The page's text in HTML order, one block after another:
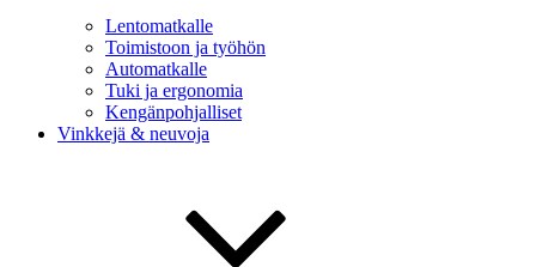
Lentomatkalle
Toimistoon ja työhön
Automatkalle
Tuki ja ergonomia
Kengänpohjalliset
Vinkkejä & neuvoja